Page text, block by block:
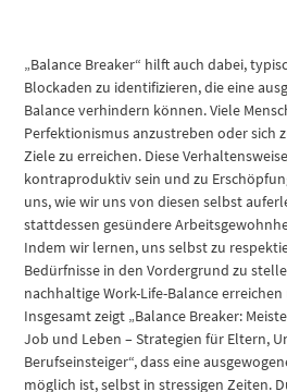
„Balance Breaker“ hilft auch dabei,
Blockaden zu identifizieren, die eine
Balance verhindern können. Viele
Perfektionismus anzustreben oder sich
Ziele zu erreichen. Diese
kontraproduktiv sein und zu
uns, wie wir uns von diesen selbst
stattdessen gesündere
Indem wir lernen, uns selbst zu
Bedürfnisse in den Vordergrund zu
nachhaltige Work-Life-Balance
Insgesamt zeigt „Balance Breaker:
Job und Leben – Strategien für Eltern,
Berufseinsteiger“, dass eine
möglich ist, selbst in stressigen Zeiten.